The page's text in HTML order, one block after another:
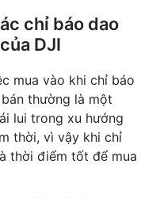
chỉ báo dao
DJI
mua vào khi chỉ báo
thường là một
lui trong xu hướng
thời, vì vậy khi chỉ
thời điểm tốt để mua